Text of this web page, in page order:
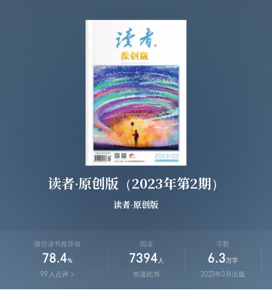
读者·原创版（2023年第2期）
读者·原创版
微信读书推荐值
78.4%
99 人点评
阅读
7394 人
在读此书
字数
6.3 万字
2023年3月出版